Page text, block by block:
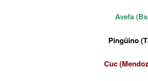
Avefa
Pingüino
Cuc